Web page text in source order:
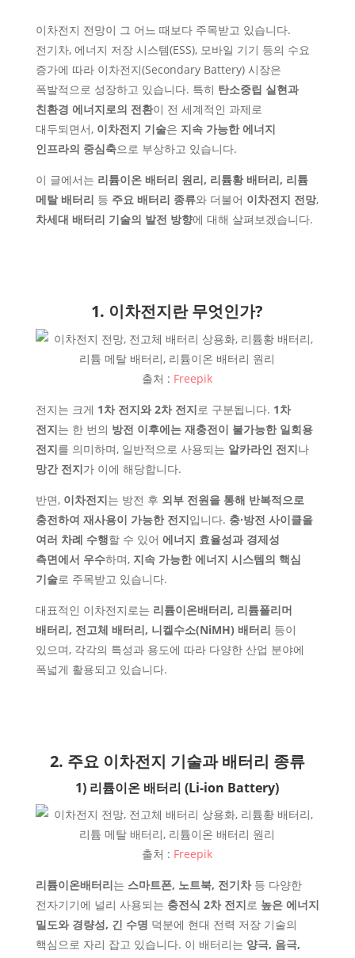
이차전지 전망이 그 어느 때보다 주목받고 있습니다.
전기차, 에너지 저장 시스템(ESS), 모바일 기기 등의 수요
증가에 따라 이차전지(Secondary Battery) 시장은
폭발적으로 성장하고 있습니다. 특히 탄소중립 실현과
친환경 에너지로의 전환이 전 세계적인 과제로
대두되면서, 이차전지 기술은 지속 가능한 에너지
인프라의 중심축으로 부상하고 있습니다.
이 글에서는 리튬이온 배터리 원리, 리튬황 배터리, 리튬
메탈 배터리 등 주요 배터리 종류와 더불어 이차전지 전망,
차세대 배터리 기술의 발전 방향에 대해 살펴보겠습니다.
1. 이차전지란 무엇인가?
출처 : Freepik
전지는 크게 1차 전지와 2차 전지로 구분됩니다. 1차
전지는 한 번의 방전 이후에는 재충전이 불가능한 일회용
전지를 의미하며, 일반적으로 사용되는 알카라인 전지나
망간 전지가 이에 해당합니다.
반면, 이차전지는 방전 후 외부 전원을 통해 반복적으로
충전하여 재사용이 가능한 전지입니다. 충∙방전 사이클을
여러 차례 수행할 수 있어 에너지 효율성과 경제성
측면에서 우수하며, 지속 가능한 에너지 시스템의 핵심
기술로 주목받고 있습니다.
대표적인 이차전지로는 리튬이온배터리, 리튬폴리머
배터리, 전고체 배터리, 니켈수소(NiMH) 배터리 등이
있으며, 각각의 특성과 용도에 따라 다양한 산업 분야에
폭넓게 활용되고 있습니다.
2. 주요 이차전지 기술과 배터리 종류
1) 리튬이온 배터리 (Li-ion Battery)
출처 : Freepik
리튬이온배터리는 스마트폰, 노트북, 전기차 등 다양한
전자기기에 널리 사용되는 충전식 2차 전지로 높은 에너지
밀도와 경량성, 긴 수명 덕분에 현대 전력 저장 기술의
핵심으로 자리 잡고 있습니다. 이 배터리는 양극, 음극,